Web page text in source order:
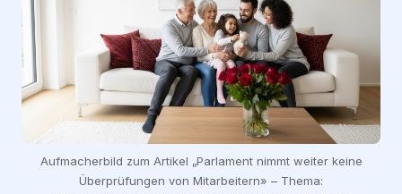
Aufmacherbild zum Artikel „Parlament nimmt weiter keine
Überprüfungen von Mitarbeitern» – Thema: